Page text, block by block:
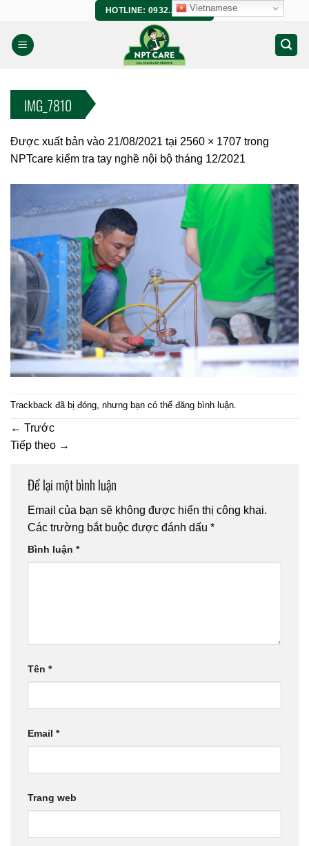
nội
dung
HOTLINE: 0932.266.458
IMG_7810
Được xuất bản vào 21/08/2021 tại 2560 × 1707 trong
NPTcare kiểm tra tay nghề nội bộ tháng 12/2021
Trackback đã bị đóng, nhưng bạn có thể đăng bình luận.
← Trước
Tiếp theo →
Để lại một bình luận
Email của bạn sẽ không được hiển thị công khai.
Các trường bắt buộc được đánh dấu *
Bình luận *
Tên *
Email *
Trang web
Vietnamese